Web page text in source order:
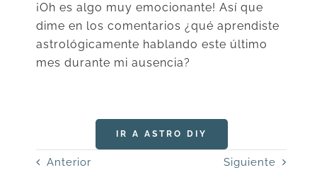
¡Oh es algo muy emocionante! Así que
dime en los comentarios ¿qué aprendiste
astrológicamente hablando este último
mes durante mi ausencia?
IR A ASTRO DIY
Anterior Siguiente